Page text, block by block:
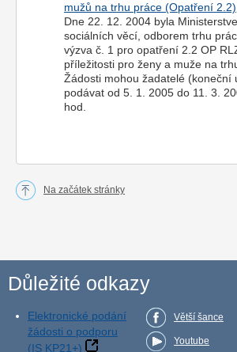
mužů na trhu práce (Opatření 2.2)
Dne 22. 12. 2004 byla
sociálních věcí, odborem trhu
výzva č. 1 pro opatření 2.2 OP
příležitosti pro ženy a muže na
Žádosti mohou žadatelé (koneční
podávat od 5. 1. 2005 do 11. 3.
hod.
Na začátek stránky
Důležité odkazy
Elektronické podání
žádosti o podporu
(IS KP21+)
Větší šance
Youtube